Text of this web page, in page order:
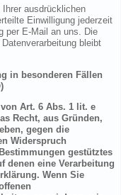
ausdrücklichen
Einwilligung jederzeit
per E-Mail an uns. Die
bleibt
in besonderen Fällen
Art. 6 Abs. 1 lit. e
Recht, aus Gründen,
gegen die
Widerspruch
gestütztes
denen eine Verarbeitung
Wenn Sie